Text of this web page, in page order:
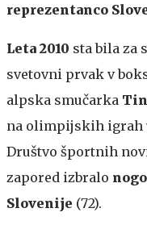
reprezentanco
Leta 2010 sta bila za
svetovni prvak v
alpska smučarka
na olimpijskih igrah
Društvo športnih
zapored izbralo
Slovenije (72).